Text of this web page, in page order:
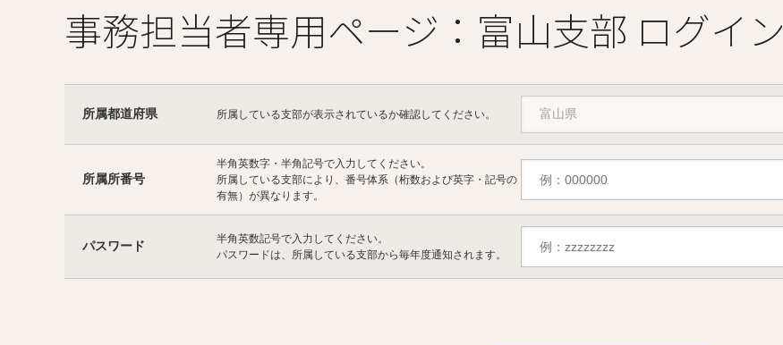
事務担当者専用ページ：富山支部 ログイン
所属都道府県 所属している支部が表示されているか確認してください。
所属所番号
半角英数字・半角記号で入力してください。
所属している支部により、番号体系（桁数および英字・記号の
有無）が異なります。
パスワード
半角英数記号で入力してください。
パスワードは、所属している支部から毎年度通知されます。